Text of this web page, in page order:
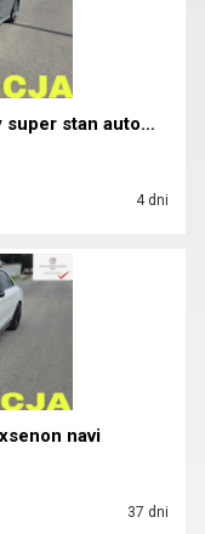
Mercedes CLA 250 zarejestrowany super stan automat...
4 dni
navi
37 dni